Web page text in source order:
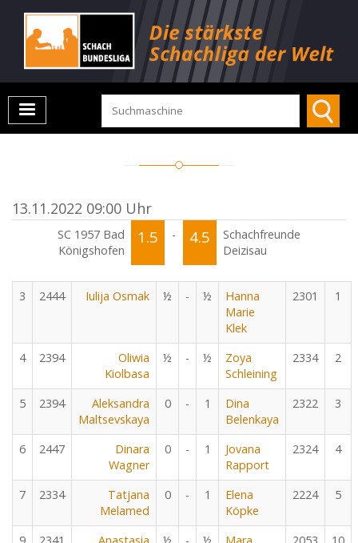
13.11.2022 09:00 Uhr
SC 1957 Bad
Königshofen
1.5 - 4.5
Schachfreunde
Deizisau
3 2444 Iulija Osmak ½ - ½
Hanna
Marie
Klek
2301 1
4 2394
Oliwia
Kiolbasa
½ - ½
Zoya
Schleining
2334 2
5 2394
Aleksandra
Maltsevskaya
0 - 1
Dina
Belenkaya
2322 3
6 2447
Dinara
Wagner
0 - 1
Jovana
Rapport
2324 4
7 2334
Tatjana
Melamed
0 - 1
Elena
Köpke
2224 5